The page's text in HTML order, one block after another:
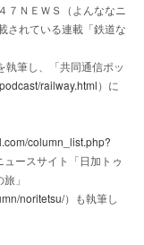
７ＮＥＷＳ（よんななニ
されている連載「鉄道な
執筆し、「共同通信ポッ
railway.html）に
column_list.php?
ースサイト「日加トゥ
」
noritetsu/）も執筆し